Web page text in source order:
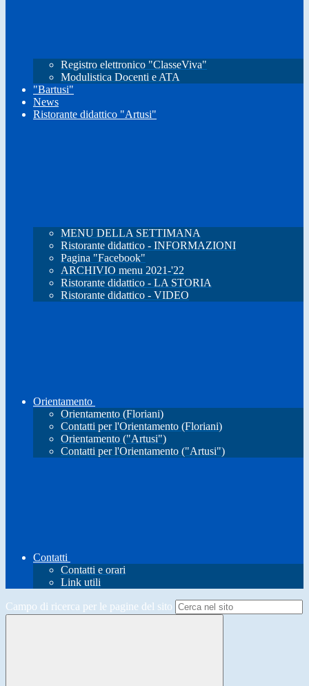
Registro elettronico "ClasseViva"
Modulistica Docenti e ATA
"Bartusi"
News
Ristorante didattico "Artusi"
MENU DELLA SETTIMANA
Ristorante didattico - INFORMAZIONI
Pagina "Facebook"
ARCHIVIO menu 2021-'22
Ristorante didattico - LA STORIA
Ristorante didattico - VIDEO
Orientamento
Orientamento (Floriani)
Contatti per l'Orientamento (Floriani)
Orientamento ("Artusi")
Contatti per l'Orientamento ("Artusi")
Contatti
Contatti e orari
Link utili
Campo di ricerca per le pagine del sito